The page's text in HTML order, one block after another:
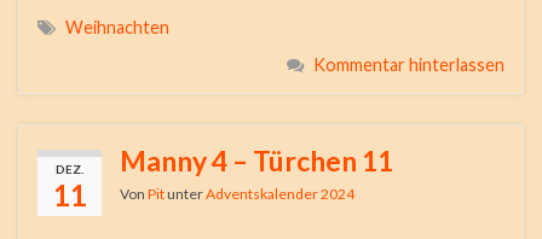
Weihnachten
Kommentar hinterlassen
DEZ.
11
Manny 4 – Türchen 11
Von PitunterAdventskalender 2024